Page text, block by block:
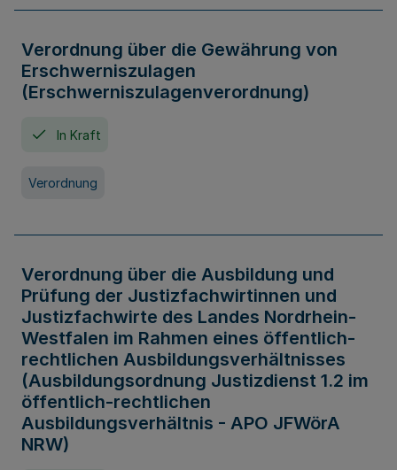
Verordnung über die Gewährung von
Erschwerniszulagen
(Erschwerniszulagenverordnung)
In Kraft
Verordnung
Verordnung über die Ausbildung und
Prüfung der Justizfachwirtinnen und
Justizfachwirte des Landes Nordrhein-
Westfalen im Rahmen eines öffentlich-
rechtlichen Ausbildungsverhältnisses
(Ausbildungsordnung Justizdienst 1.2 im
öffentlich-rechtlichen
Ausbildungsverhältnis - APO JFWörA
NRW)